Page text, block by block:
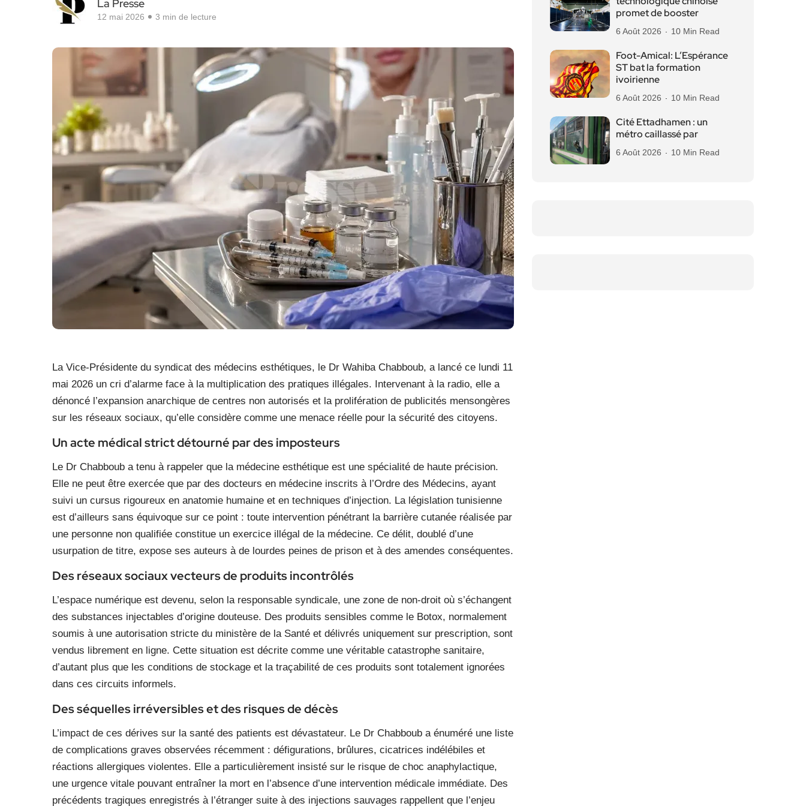
La Presse
12 mai 2026 3 min de lecture
La Vice-Présidente du syndicat des médecins esthétiques, le Dr Wahiba Chabboub, a lancé ce lundi 11
mai 2026 un cri d’alarme face à la multiplication des pratiques illégales. Intervenant à la radio, elle a
dénoncé l’expansion anarchique de centres non autorisés et la prolifération de publicités mensongères
sur les réseaux sociaux, qu’elle considère comme une menace réelle pour la sécurité des citoyens.
Un acte médical strict détourné par des imposteurs
Le Dr Chabboub a tenu à rappeler que la médecine esthétique est une spécialité de haute précision.
Elle ne peut être exercée que par des docteurs en médecine inscrits à l’Ordre des Médecins, ayant
suivi un cursus rigoureux en anatomie humaine et en techniques d’injection. La législation tunisienne
est d’ailleurs sans équivoque sur ce point : toute intervention pénétrant la barrière cutanée réalisée par
une personne non qualifiée constitue un exercice illégal de la médecine. Ce délit, doublé d’une
usurpation de titre, expose ses auteurs à de lourdes peines de prison et à des amendes conséquentes.
Des réseaux sociaux vecteurs de produits incontrôlés
L’espace numérique est devenu, selon la responsable syndicale, une zone de non-droit où s’échangent
des substances injectables d’origine douteuse. Des produits sensibles comme le Botox, normalement
soumis à une autorisation stricte du ministère de la Santé et délivrés uniquement sur prescription, sont
vendus librement en ligne. Cette situation est décrite comme une véritable catastrophe sanitaire,
d’autant plus que les conditions de stockage et la traçabilité de ces produits sont totalement ignorées
dans ces circuits informels.
Des séquelles irréversibles et des risques de décès
L’impact de ces dérives sur la santé des patients est dévastateur. Le Dr Chabboub a énuméré une liste
de complications graves observées récemment : défigurations, brûlures, cicatrices indélébiles et
réactions allergiques violentes. Elle a particulièrement insisté sur le risque de choc anaphylactique,
une urgence vitale pouvant entraîner la mort en l’absence d’une intervention médicale immédiate. Des
précédents tragiques enregistrés à l’étranger suite à des injections sauvages rappellent que l’enjeu
promet de booster
6 Août 2026 10 Min Read
Foot-Amical: L’Espérance
ST bat la formation
ivoirienne
6 Août 2026 10 Min Read
Cité Ettadhamen : un
métro caillassé par
6 Août 2026 10 Min Read